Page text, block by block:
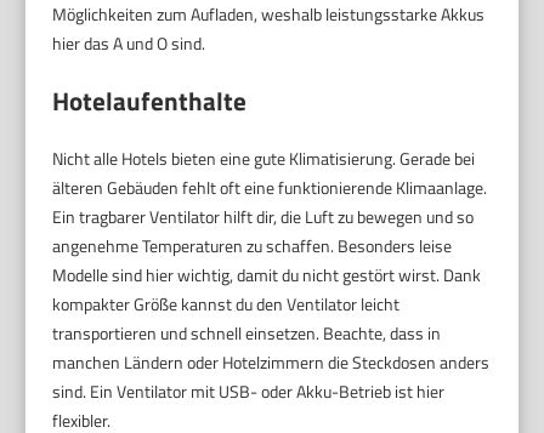
Möglichkeiten zum Aufladen, weshalb leistungsstarke Akkus
hier das A und O sind.
Hotelaufenthalte
Nicht alle Hotels bieten eine gute Klimatisierung. Gerade bei
älteren Gebäuden fehlt oft eine funktionierende Klimaanlage.
Ein tragbarer Ventilator hilft dir, die Luft zu bewegen und so
angenehme Temperaturen zu schaffen. Besonders leise
Modelle sind hier wichtig, damit du nicht gestört wirst. Dank
kompakter Größe kannst du den Ventilator leicht
transportieren und schnell einsetzen. Beachte, dass in
manchen Ländern oder Hotelzimmern die Steckdosen anders
sind. Ein Ventilator mit USB- oder Akku-Betrieb ist hier
flexibler.